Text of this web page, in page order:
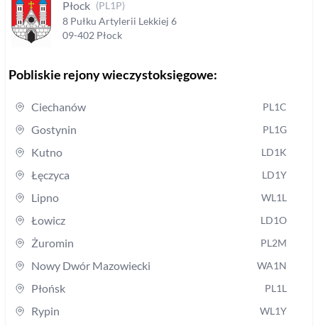
Płock (PL1P)
8 Pułku Artylerii Lekkiej 6
09-402 Płock
Pobliskie rejony wieczystoksięgowe:
Ciechanów PL1C
Gostynin PL1G
Kutno LD1K
Łęczyca LD1Y
Lipno WL1L
Łowicz LD1O
Żuromin PL2M
Nowy Dwór Mazowiecki WA1N
Płońsk PL1L
Rypin WL1Y